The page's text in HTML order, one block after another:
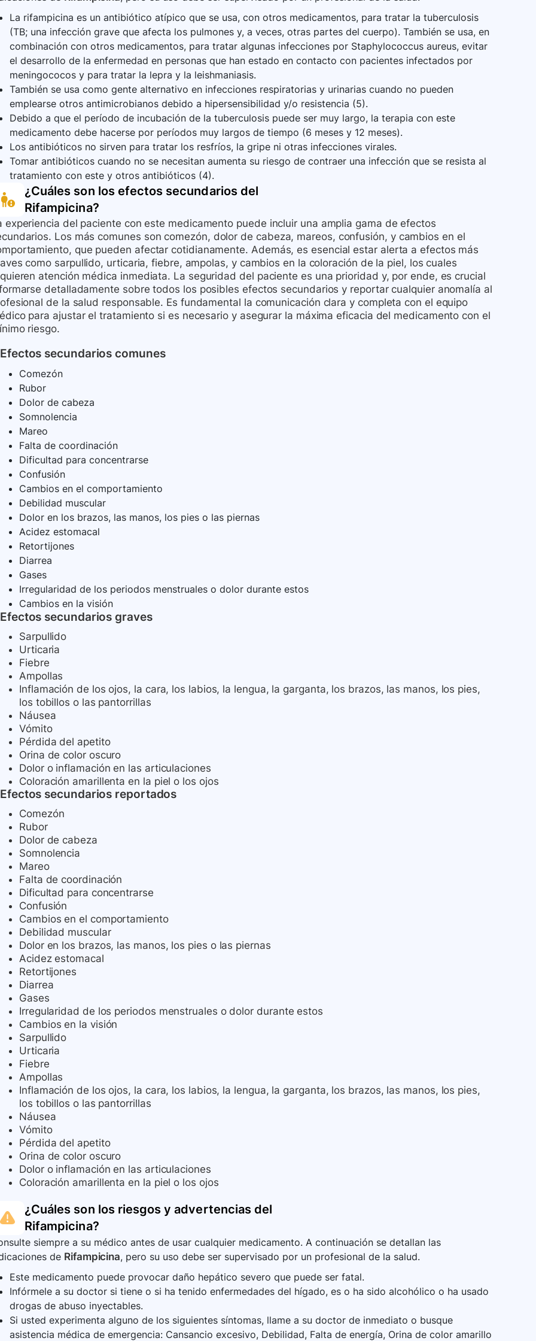
La rifampicina es un antibiótico atípico que se usa, con otros medicamentos, para tratar la tuberculosis
(TB; una infección grave que afecta los pulmones y, a veces, otras partes del cuerpo). También se usa, en
combinación con otros medicamentos, para tratar algunas infecciones por Staphylococcus aureus, evitar
el desarrollo de la enfermedad en personas que han estado en contacto con pacientes infectados por
meningococos y para tratar la lepra y la leishmaniasis.
También se usa como gente alternativo en infecciones respiratorias y urinarias cuando no pueden
emplearse otros antimicrobianos debido a hipersensibilidad y/o resistencia (5).
Debido a que el período de incubación de la tuberculosis puede ser muy largo, la terapia con este
medicamento debe hacerse por períodos muy largos de tiempo (6 meses y 12 meses).
Los antibióticos no sirven para tratar los resfríos, la gripe ni otras infecciones virales.
Tomar antibióticos cuando no se necesitan aumenta su riesgo de contraer una infección que se resista al
tratamiento con este y otros antibióticos (4).
¿Cuáles son los efectos secundarios del
Rifampicina?
experiencia del paciente con este medicamento puede incluir una amplia gama de efectos
Los más comunes son comezón, dolor de cabeza, mareos, confusión, y cambios en el
que pueden afectar cotidianamente. Además, es esencial estar alerta a efectos más
como sarpullido, urticaria, fiebre, ampolas, y cambios en la coloración de la piel, los cuales
atención médica inmediata. La seguridad del paciente es una prioridad y, por ende, es crucial
detalladamente sobre todos los posibles efectos secundarios y reportar cualquier anomalía al
de la salud responsable. Es fundamental la comunicación clara y completa con el equipo
para ajustar el tratamiento si es necesario y asegurar la máxima eficacia del medicamento con el
riesgo.
Efectos secundarios comunes
Comezón
Rubor
Dolor de cabeza
Somnolencia
Mareo
Falta de coordinación
Dificultad para concentrarse
Confusión
Cambios en el comportamiento
Debilidad muscular
Dolor en los brazos, las manos, los pies o las piernas
Acidez estomacal
Retortijones
Diarrea
Gases
Irregularidad de los periodos menstruales o dolor durante estos
Cambios en la visión
Efectos secundarios graves
Sarpullido
Urticaria
Fiebre
Ampollas
Inflamación de los ojos, la cara, los labios, la lengua, la garganta, los brazos, las manos, los pies,
los tobillos o las pantorrillas
Náusea
Vómito
Pérdida del apetito
Orina de color oscuro
Dolor o inflamación en las articulaciones
Coloración amarillenta en la piel o los ojos
Efectos secundarios reportados
Comezón
Rubor
Dolor de cabeza
Somnolencia
Mareo
Falta de coordinación
Dificultad para concentrarse
Confusión
Cambios en el comportamiento
Debilidad muscular
Dolor en los brazos, las manos, los pies o las piernas
Acidez estomacal
Retortijones
Diarrea
Gases
Irregularidad de los periodos menstruales o dolor durante estos
Cambios en la visión
Sarpullido
Urticaria
Fiebre
Ampollas
Inflamación de los ojos, la cara, los labios, la lengua, la garganta, los brazos, las manos, los pies,
los tobillos o las pantorrillas
Náusea
Vómito
Pérdida del apetito
Orina de color oscuro
Dolor o inflamación en las articulaciones
Coloración amarillenta en la piel o los ojos
¿Cuáles son los riesgos y advertencias del
Rifampicina?
siempre a su médico antes de usar cualquier medicamento. A continuación se detallan las
de Rifampicina, pero su uso debe ser supervisado por un profesional de la salud.
Este medicamento puede provocar daño hepático severo que puede ser fatal.
Infórmele a su doctor si tiene o si ha tenido enfermedades del hígado, es o ha sido alcohólico o ha usado
drogas de abuso inyectables.
Si usted experimenta alguno de los siguientes síntomas, llame a su doctor de inmediato o busque
asistencia médica de emergencia: Cansancio excesivo, Debilidad, Falta de energía, Orina de color amarillo